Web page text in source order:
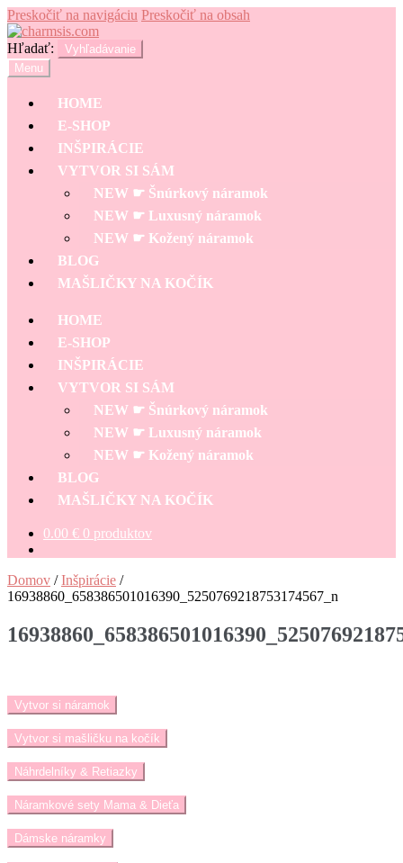
Preskočiť na navigáciu Preskočiť na obsah
Hľadať:
Vyhľadávanie
Menu
HOME
E-SHOP
INŠPIRÁCIE
VYTVOR SI SÁM
NEW ☛ Šnúrkový náramok
NEW ☛ Luxusný náramok
NEW ☛ Kožený náramok
BLOG
MAŠLIČKY NA KOČÍK
HOME
E-SHOP
INŠPIRÁCIE
VYTVOR SI SÁM
NEW ☛ Šnúrkový náramok
NEW ☛ Luxusný náramok
NEW ☛ Kožený náramok
BLOG
MAŠLIČKY NA KOČÍK
0.00 € 0 produktov
Domov /Inšpirácie /
16938860_658386501016390_5250769218753174567_n
Vytvor si náramok
Vytvor si mašličku na kočík
Náhrdelníky & Retiazky
Náramkové sety Mama & Dieťa
Dámske náramky